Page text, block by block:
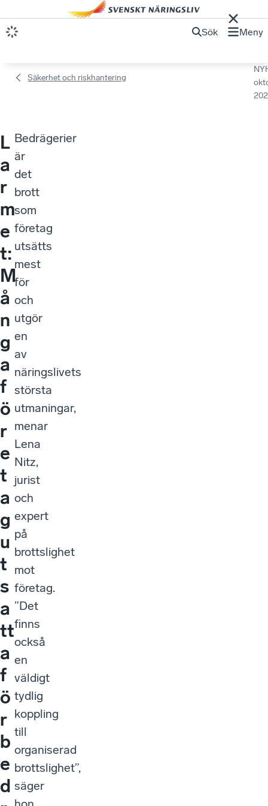
Sök Meny
Säkerhet och riskhantering
L
a
r
m
e
t:
M
å
n
g
a
f
ö
r
e
t
a
g
u
t
s
a
tt
a
f
ö
r
b
e
d
Bedrägerier
är
det
brott
som
företag
utsätts
mest
för
och
utgör
en
av
näringslivets
största
utmaningar,
menar
Lena
Nitz,
jurist
och
expert
på
brottslighet
mot
företag.
”Det
finns
också
en
väldigt
tydlig
koppling
till
organiserad
brottslighet”,
säger